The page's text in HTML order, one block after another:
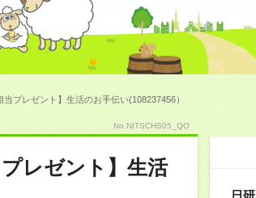
プレゼント】生活のお手伝い(108237456）
No.NITSCHS05_QO
レゼント】生活
日